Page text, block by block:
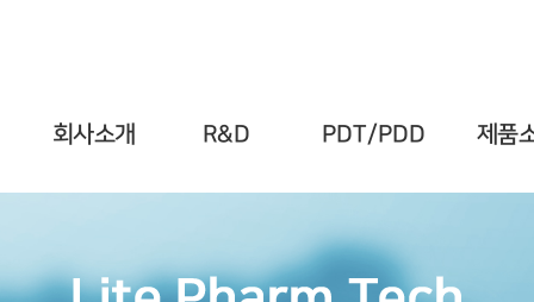
회사소개 R&D PDT/PDD 제품